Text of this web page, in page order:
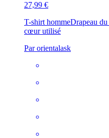
27,99 €
T-shirt hommeDrapeau
cœur utilisé
Par orientalask